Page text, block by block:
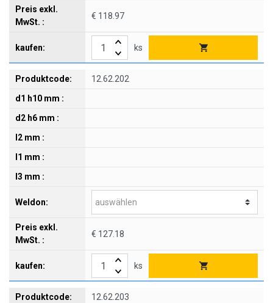
€ 118.97
ks
12.62.202
€ 127.18
ks
12.62.203